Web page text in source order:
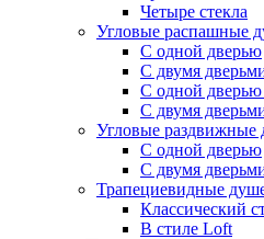
Четыре стекла
Угловые распашные
С одной дверью
С двумя
С одной
С двумя
Угловые раздвижные
С одной дверью
С двумя
Трапециевидные
Классический
В стиле Loft